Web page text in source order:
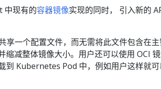
中现有的容器镜像实现的同时， 引入新的
享一个配置文件，而无需将此文件包含在
缩减整体镜像大小。用户还可以使用 OCI
到 Kubernetes Pod 中，例如用户这样就